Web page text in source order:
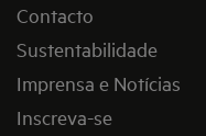
Contacto
Sustentabilidade
Imprensa e Notícias
Inscreva-se